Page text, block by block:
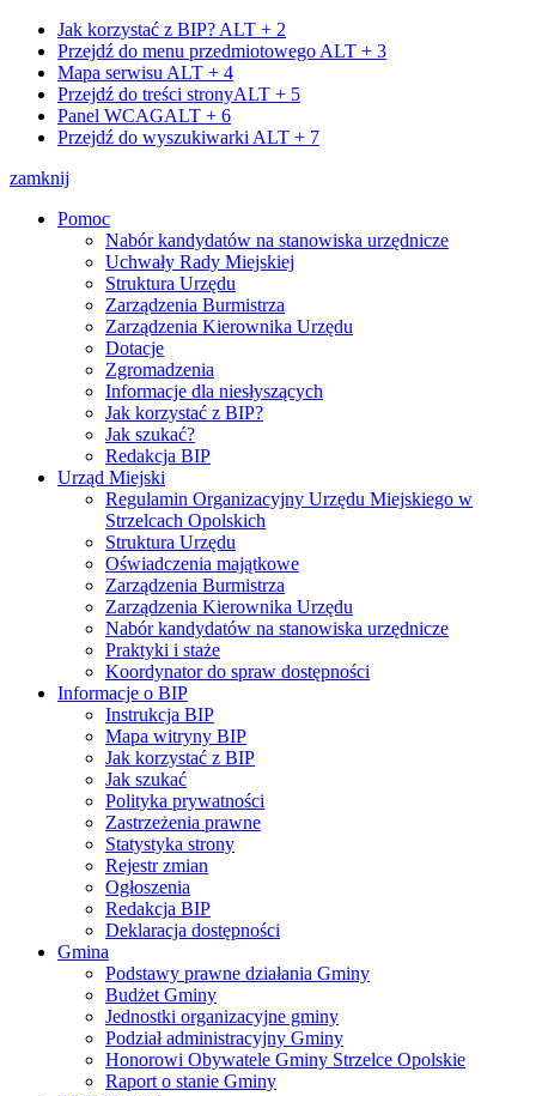
Jak korzystać z BIP? ALT + 2
Przejdź do menu przedmiotowego ALT + 3
Mapa serwisu ALT + 4
Przejdź do treści stronyALT + 5
Panel WCAGALT + 6
Przejdź do wyszukiwarki ALT + 7
zamknij
Pomoc
Nabór kandydatów na stanowiska urzędnicze
Uchwały Rady Miejskiej
Struktura Urzędu
Zarządzenia Burmistrza
Zarządzenia Kierownika Urzędu
Dotacje
Zgromadzenia
Informacje dla niesłyszących
Jak korzystać z BIP?
Jak szukać?
Redakcja BIP
Urząd Miejski
Regulamin Organizacyjny Urzędu Miejskiego w
Strzelcach Opolskich
Struktura Urzędu
Oświadczenia majątkowe
Zarządzenia Burmistrza
Zarządzenia Kierownika Urzędu
Nabór kandydatów na stanowiska urzędnicze
Praktyki i staże
Koordynator do spraw dostępności
Informacje o BIP
Instrukcja BIP
Mapa witryny BIP
Jak korzystać z BIP
Jak szukać
Polityka prywatności
Zastrzeżenia prawne
Statystyka strony
Rejestr zmian
Ogłoszenia
Redakcja BIP
Deklaracja dostępności
Gmina
Podstawy prawne działania Gminy
Budżet Gminy
Jednostki organizacyjne gminy
Podział administracyjny Gminy
Honorowi Obywatele Gminy Strzelce Opolskie
Raport o stanie Gminy